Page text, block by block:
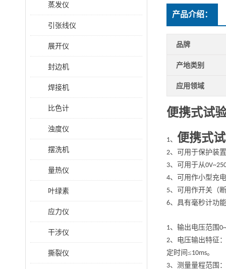
蒸发仪
引张线仪
展开仪
封边机
焊接机
比色计
浊度仪
摆洗机
量热仪
叶绿素
应力仪
干涉仪
撕裂仪
产品介绍：
品牌
产地类别
应用领域
便携式试
1、 便携式
2、可用于保护装
3、可用于从
4、可用作小型充
5、可用作开关（
6、具有毫秒计功
1、输出电压范围
2、电压输出特征
定时间≤10ms。
3、测量量程范围：